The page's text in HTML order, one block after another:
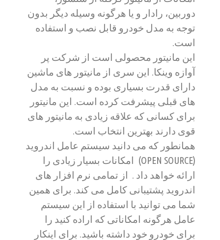
دوربین، رادار و یا هرگونه وسیله دیگر بدون
توجه به مدل خودرو قابل نصب و استفاده
است.
این مانیتور محصولی است از شرکت پر
آوازه وینکا. این سری از مانیتور های ماشین
دارای قدرت بسیاری بوده و نسبت به مدل
های قبلی پیشرفت کرده است. این مانیتور
برای کسانی که علاقه زیادی به مانیتور های
قوی دارند بهترین انتخاب است.
همانطور که می دانید سیستم عامل اندروید
(OPEN SOURCE) امکانات بسیار زیادی را
ارائه خواهد داد . از تمامی نرم افزار های
اندروید پشتیبانی کامل می کند. برای همین
شما می توانید با استفاده از این سیستم
عامل هرگونه امکاناتی که اراده کنید را
برای خودرو خود داشته باشید. برای اینکار